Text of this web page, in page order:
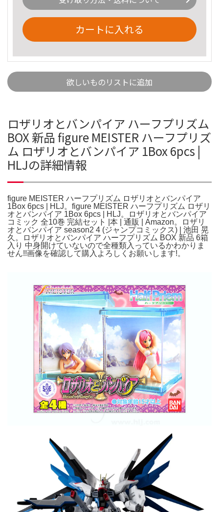
カートに入れる
欲しいものリストに追加
ロザリオとバンパイア ハーフプリズム
BOX 新品 figure MEISTER ハーフプリズ
ム ロザリオとバンパイア 1Box 6pcs |
HLJの詳細情報
figure MEISTER ハーフプリズム ロザリオとバンパイア
1Box 6pcs | HLJ。figure MEISTER ハーフプリズム ロザリ
オとバンパイア 1Box 6pcs | HLJ。ロザリオとバンパイア
コミック 全10巻 完結セット |本 | 通販 | Amazon。ロザリ
オとバンパイア season2 4 (ジャンプコミックス) | 池田 晃
久。ロザリオとバンパイア ハーフプリズム BOX 新品 6箱
入り 中身開けていないので全種類入っているかわかりま
せん!!画像を確認して購入よろしくお願いします!。